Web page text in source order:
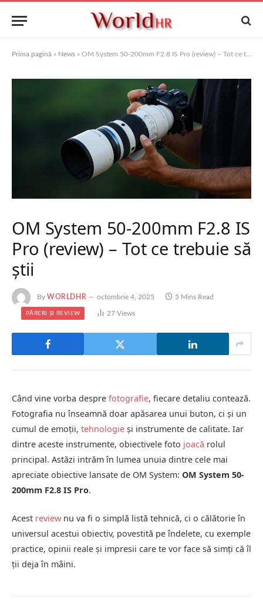
Prima pagină » News » OM System 50-200mm F2.8 IS Pro (review) – Tot ce trebuie să știi
OM System 50-200mm F2.8 IS
Pro (review) – Tot ce trebuie să
știi
By WORLDHR octombrie 4, 2025 5 Mins Read
PĂRERI ȘI REVIEW 27Views
Când vine vorba despre fotografie, fiecare detaliu contează.
Fotografia nu înseamnă doar apăsarea unui buton, ci și un
cumul de emoții, tehnologie și instrumente de calitate. Iar
dintre aceste instrumente, obiectivele foto joacă rolul
principal. Astăzi intrăm în lumea unuia dintre cele mai
apreciate obiective lansate de OM System: OM System 50-
200mm F2.8 IS Pro.
Acest review nu va fi o simplă listă tehnică, ci o călătorie în
universul acestui obiectiv, povestită pe îndelete, cu exemple
practice, opinii reale și impresii care te vor face să simți că îl
ții deja în mâini.